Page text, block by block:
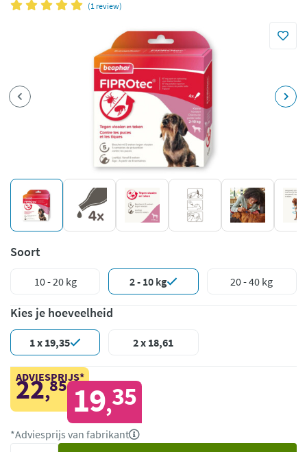
(1 review)
Soort
10 - 20 kg 2 - 10 kg 20 - 40 kg
Kies je hoeveelheid
1 x 19,35 2 x 18,61
ADVIESPRIJS*
22,85 19,35
*Adviesprijs van fabrikant